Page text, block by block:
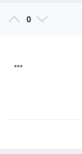
0